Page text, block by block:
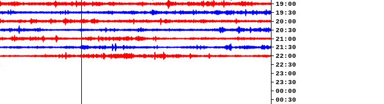
19:00
19:30
20:00
20:30
21:00
21:30
22:00
22:30
23:00
23:30
00:00
00:30